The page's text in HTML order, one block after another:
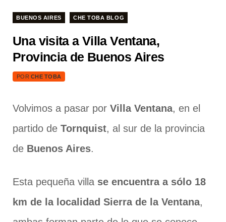
BUENOS AIRES CHE TOBA BLOG
Una visita a Villa Ventana,
Provincia de Buenos Aires
POR CHE TOBA
Volvimos a pasar por Villa Ventana, en el
partido de Tornquist, al sur de la provincia
de Buenos Aires.
Esta pequeña villa se encuentra a sólo 18
km de la localidad Sierra de la Ventana,